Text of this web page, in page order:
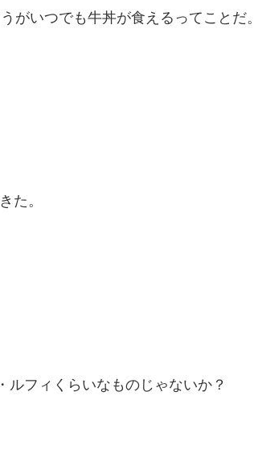
がいつでも牛丼が食えるってことだ。
た。
フィくらいなものじゃないか？